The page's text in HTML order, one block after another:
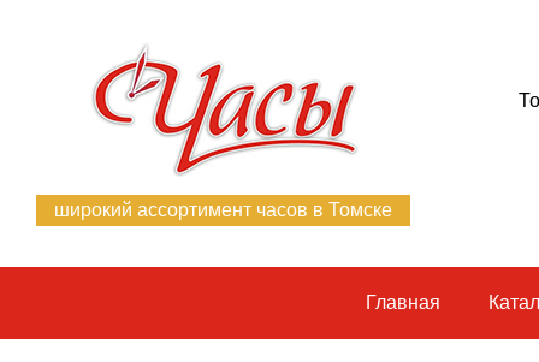
широкий ассортимент часов в Томске
Главная